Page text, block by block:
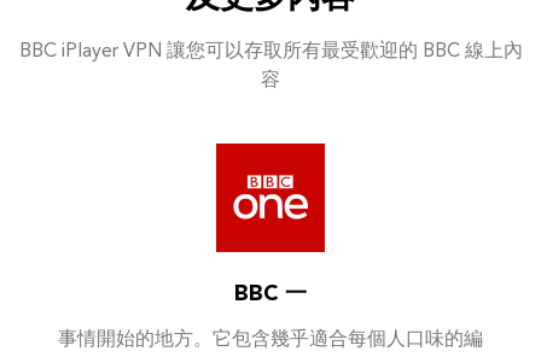
BBC iPlayer VPN 讓您可以存取所有最受歡迎的 BBC 線上內
容
BBC 一
事情開始的地方。它包含幾乎適合每個人口味的編